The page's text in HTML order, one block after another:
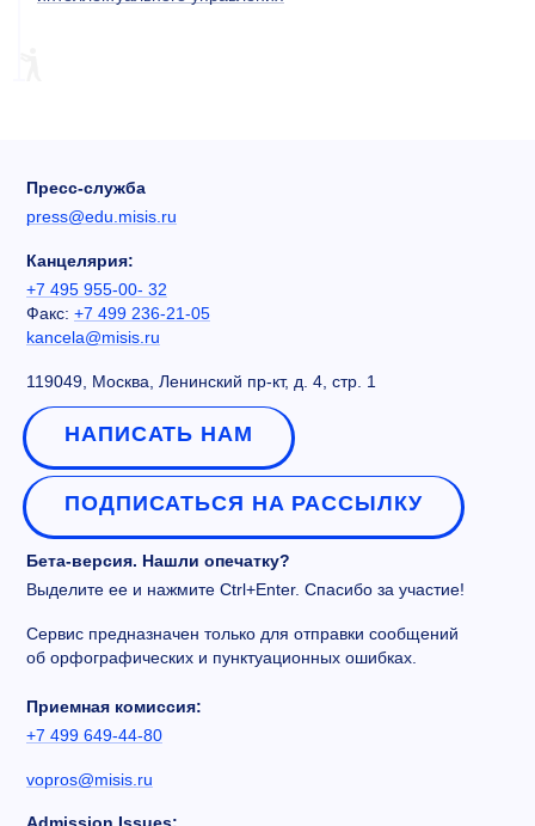
Пресс-служба
press@edu.misis.ru
Канцелярия:
+7 495 955-00- 32
Факс: +7 499 236-21-05
kancela@misis.ru
119049, Москва, Ленинский пр-кт, д. 4, стр. 1
НАПИСАТЬ НАМ
ПОДПИСАТЬСЯ НА РАССЫЛКУ
Бета-версия. Нашли опечатку?
Выделите ее и нажмите Ctrl+Enter. Спасибо за участие!
Сервис предназначен только для отправки сообщений
об орфографических и пунктуационных ошибках.
Приемная комиссия:
+7 499 649-44-80
vopros@misis.ru